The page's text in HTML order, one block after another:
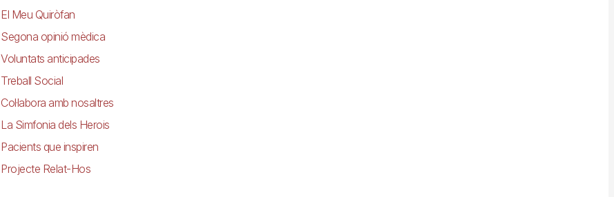
El Meu Quiròfan
Segona opinió mèdica
Voluntats anticipades
Treball Social
Col·labora amb nosaltres
La Simfonia dels Herois
Pacients que inspiren
Projecte Relat-Hos